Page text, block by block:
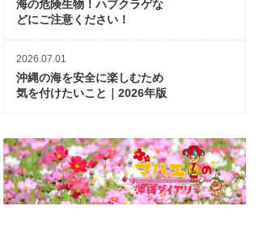
海の危険生物！ハブクラゲな
どにご注意ください！
2026.07.01
沖縄の海を安全に楽しむため
気を付けたいこと｜2026年版